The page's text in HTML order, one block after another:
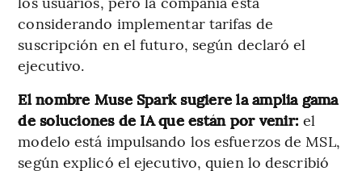
considerando implementar tarifas de
suscripción en el futuro, según declaró el
ejecutivo.
El nombre Muse Spark sugiere la amplia gama
de soluciones de IA que están por venir:el
modelo está impulsando los esfuerzos de MSL,
según explicó el ejecutivo, quien lo describió